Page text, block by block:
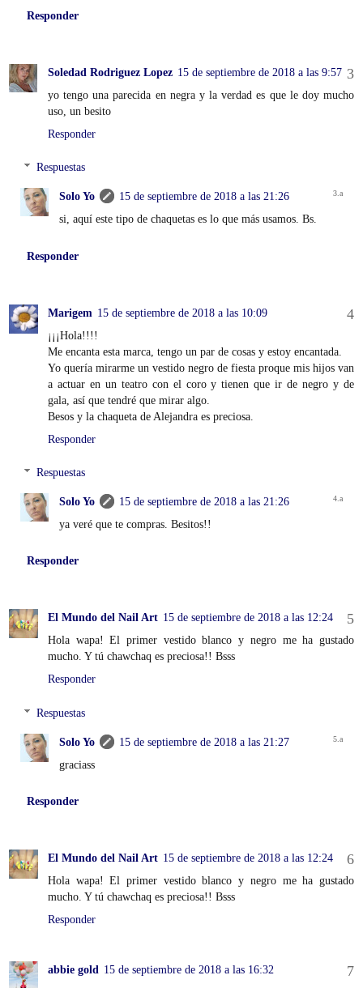
Responder
Soledad Rodriguez Lopez 15 de septiembre de 2018 a las 9:57
yo tengo una parecida en negra y la verdad es que le doy mucho
uso, un besito
Responder
Respuestas
Solo Yo
15 de septiembre de 2018 a las 21:26
si, aquí este tipo de chaquetas es lo que más usamos. Bs.
Responder
Marigem 15 de septiembre de 2018 a las 10:09
¡¡¡Hola!!!!
Me encanta esta marca, tengo un par de cosas y estoy encantada.
Yo quería mirarme un vestido negro de fiesta proque mis hijos van
a actuar en un teatro con el coro y tienen que ir de negro y de
gala, así que tendré que mirar algo.
Besos y la chaqueta de Alejandra es preciosa.
Responder
Respuestas
Solo Yo
15 de septiembre de 2018 a las 21:26
ya veré que te compras. Besitos!!
Responder
El Mundo del Nail Art 15 de septiembre de 2018 a las 12:24
Hola wapa! El primer vestido blanco y negro me ha gustado
mucho. Y tú chawchaq es preciosa!! Bsss
Responder
Respuestas
Solo Yo
15 de septiembre de 2018 a las 21:27
graciass
Responder
El Mundo del Nail Art 15 de septiembre de 2018 a las 12:24
Hola wapa! El primer vestido blanco y negro me ha gustado
mucho. Y tú chawchaq es preciosa!! Bsss
Responder
abbie gold 15 de septiembre de 2018 a las 16:32